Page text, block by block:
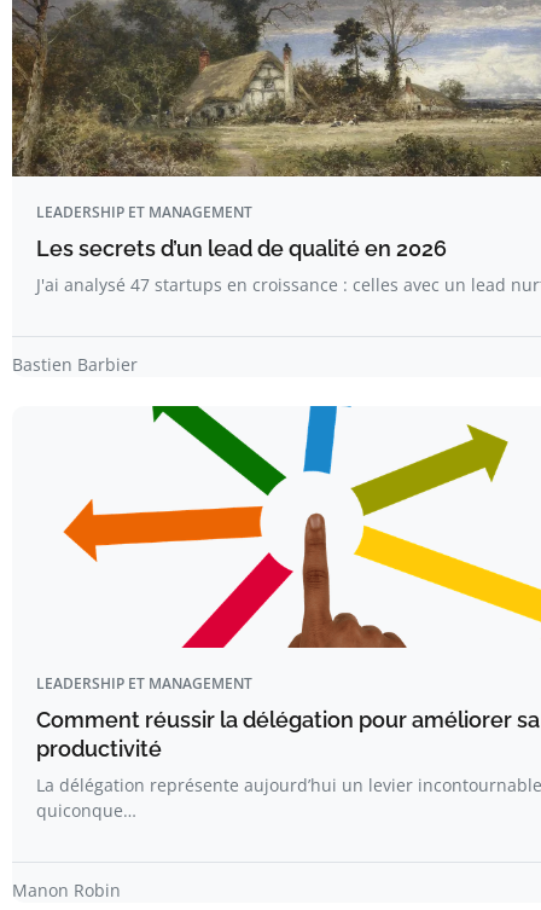
LEADERSHIP ET MANAGEMENT
Les secrets d’un lead de qualité en 2026
J'ai analysé 47 startups en croissance : celles avec un lead
Bastien Barbier
LEADERSHIP ET MANAGEMENT
Comment réussir la délégation pour améliorer sa
productivité
La délégation représente aujourd’hui un levier
quiconque…
Manon Robin